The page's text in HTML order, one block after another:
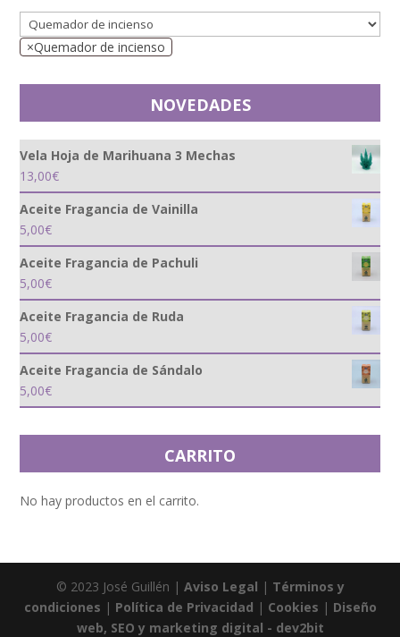
×Quemador de incienso
NOVEDADES
Vela Hoja de Marihuana 3 Mechas
13,00€
Aceite Fragancia de Vainilla
5,00€
Aceite Fragancia de Pachuli
5,00€
Aceite Fragancia de Ruda
5,00€
Aceite Fragancia de Sándalo
5,00€
CARRITO
No hay productos en el carrito.
© 2023 José Guillén | Aviso Legal | Términos y
condiciones | Política de Privacidad | Cookies | Diseño
web, SEO y marketing digital - dev2bit